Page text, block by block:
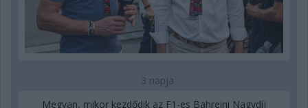
3 napja
Megvan, mikor kezdődik az F1-es Bahreini Nagydíj